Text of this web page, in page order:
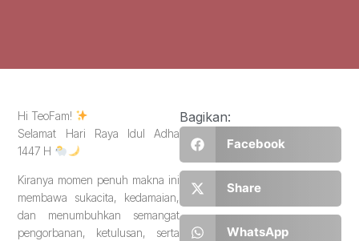
Hi TeoFam!
Selamat Hari Raya Idul Adha
1447 H
Kiranya momen penuh makna ini
membawa sukacita, kedamaian,
dan menumbuhkan semangat
pengorbanan, ketulusan, serta
Bagikan:
Facebook
Share
WhatsApp